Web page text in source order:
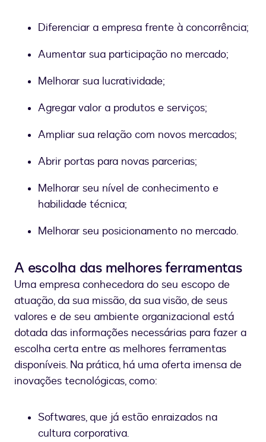
Diferenciar a empresa frente à concorrência;
Aumentar sua participação no mercado;
Melhorar sua lucratividade;
Agregar valor a produtos e serviços;
Ampliar sua relação com novos mercados;
Abrir portas para novas parcerias;
Melhorar seu nível de conhecimento e
habilidade técnica;
Melhorar seu posicionamento no mercado.
A escolha das melhores ferramentas
Uma empresa conhecedora do seu escopo de
atuação, da sua missão, da sua visão, de seus
valores e de seu ambiente organizacional está
dotada das informações necessárias para fazer a
escolha certa entre as melhores ferramentas
disponíveis. Na prática, há uma oferta imensa de
inovações tecnológicas, como:
Softwares, que já estão enraizados na
cultura corporativa.